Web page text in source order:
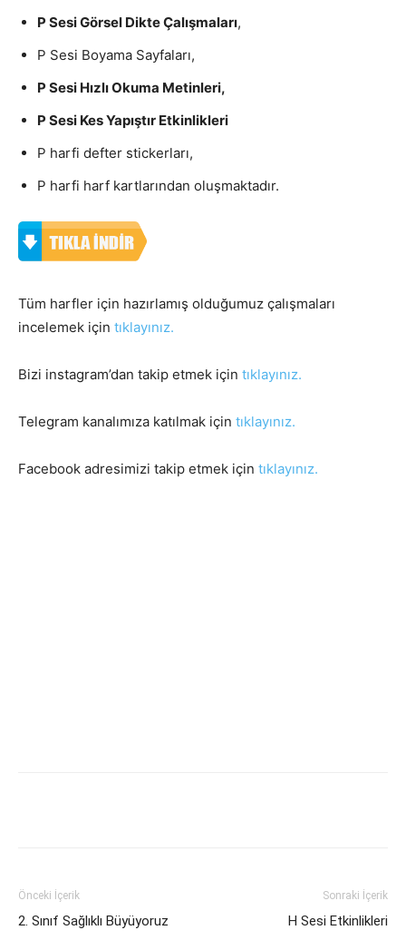
P Sesi Görsel Dikte Çalışmaları,
P Sesi Boyama Sayfaları,
P Sesi Hızlı Okuma Metinleri,
P Sesi Kes Yapıştır Etkinlikleri
P harfi defter stickerları,
P harfi harf kartlarından oluşmaktadır.
Tüm harfler için hazırlamış olduğumuz çalışmaları
incelemek için tıklayınız.
Bizi instagram’dan takip etmek için tıklayınız.
Telegram kanalımıza katılmak için tıklayınız.
Facebook adresimizi takip etmek için tıklayınız.
Önceki İçerik
2. Sınıf Sağlıklı Büyüyoruz
Sonraki İçerik
H Sesi Etkinlikleri